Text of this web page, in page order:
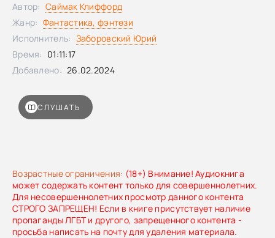
Возрастные ограничения: (18+) Внимание! Аудиокнига
может содержать контент только для совершеннолетних.
Для несовершеннолетних просмотр данного контента
СТРОГО ЗАПРЕЩЕН! Если в книге присутствует наличие
пропаганды ЛГБТ и другого, запрещенного контента -
просьба написать на почту для удаления материала.
СЛУШАТЬ
Автор: Саймак Клиффорд
Жанр: Фантастика, фэнтези
Исполнитель: Заборовский Юрий
Время: 01:11:17
Добавлено: 26.02.2024